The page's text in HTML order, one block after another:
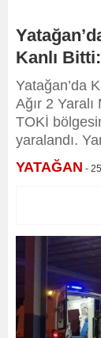
Kanlı Bitti:
Yatağan’da
Ağır 2
TOKİ
yaralandı.
YATAĞAN -